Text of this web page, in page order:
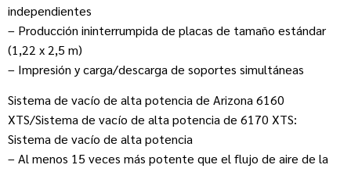
independientes
– Producción ininterrumpida de placas de tamaño estándar
(1,22 x 2,5 m)
– Impresión y carga/descarga de soportes simultáneas
Sistema de vacío de alta potencia de Arizona 6160
XTS/Sistema de vacío de alta potencia de 6170 XTS:
Sistema de vacío de alta potencia
– Al menos 15 veces más potente que el flujo de aire de la